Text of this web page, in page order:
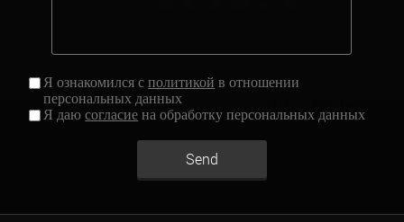
Я ознакомился сполитикой в отношении
персональных данных
Я даюсогласие на обработку персональных данных
Send